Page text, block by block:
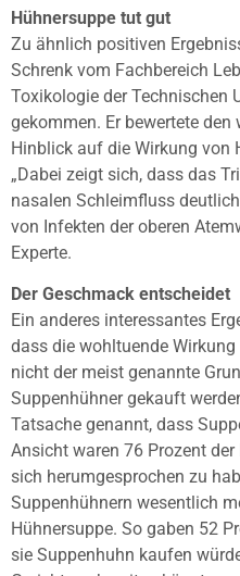
Hühnersuppe tut gut
Zu ähnlich positiven
Schrenk vom Fachbereich
Toxikologie der Technischen
gekommen. Er bewertete
Hinblick auf die Wirkung von
„Dabei zeigt sich, dass das
nasalen Schleimfluss
von Infekten der oberen
Experte.
Der Geschmack entscheidet
Ein anderes interessantes
dass die wohltuende
nicht der meist genannte
Suppenhühner gekauft
Tatsache genannt, dass
Ansicht waren 76 Prozent
sich herumgesprochen zu
Suppenhühnern wesentlich
Hühnersuppe. So gaben 52
sie Suppenhuhn kaufen